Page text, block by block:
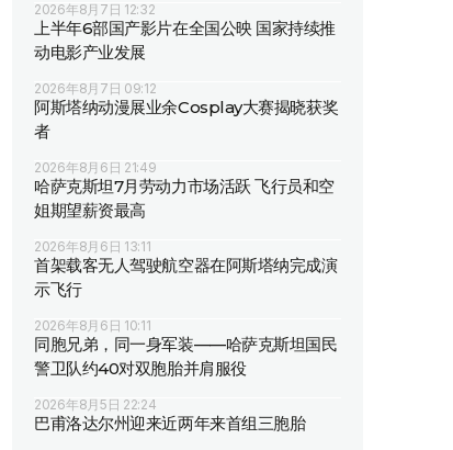
2026年8月7日 12:32
上半年6部国产影片在全国公映 国家持续推
动电影产业发展
2026年8月7日 09:12
阿斯塔纳动漫展业余Cosplay大赛揭晓获奖
者
2026年8月6日 21:49
哈萨克斯坦7月劳动力市场活跃 飞行员和空
姐期望薪资最高
2026年8月6日 13:11
首架载客无人驾驶航空器在阿斯塔纳完成演
示飞行
2026年8月6日 10:11
同胞兄弟，同一身军装——哈萨克斯坦国民
警卫队约40对双胞胎并肩服役
2026年8月5日 22:24
巴甫洛达尔州迎来近两年来首组三胞胎